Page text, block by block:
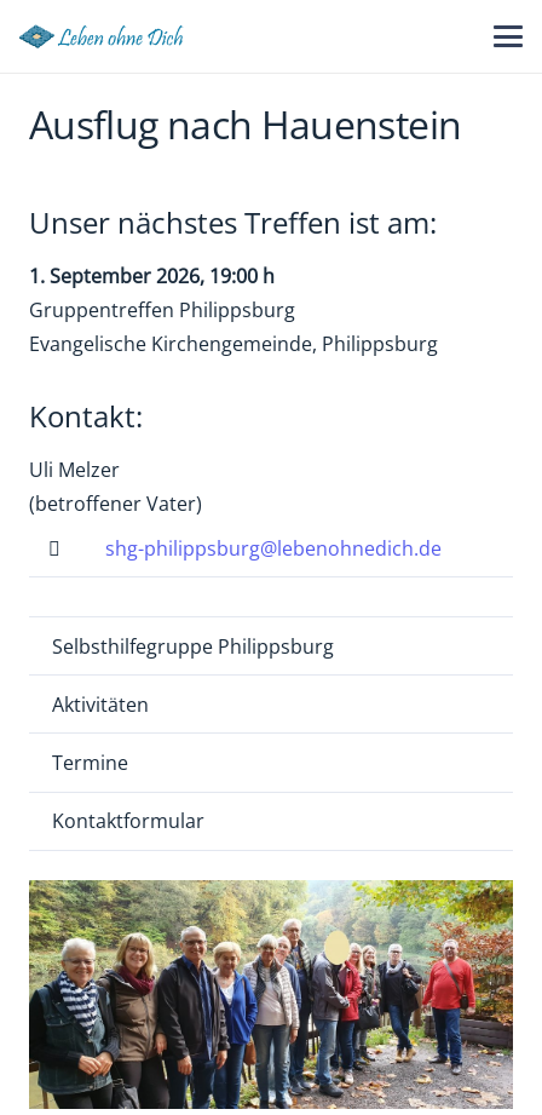
Ausflug nach Hauenstein
Unser nächstes Treffen ist am:
1. September 2026, 19:00 h
Gruppentreffen Philippsburg
Evangelische Kirchengemeinde, Philippsburg
Kontakt:
Uli Melzer
(betroffener Vater)
shg-philippsburg@lebenohnedich.de
Selbsthilfegruppe Philippsburg
Aktivitäten
Termine
Kontaktformular